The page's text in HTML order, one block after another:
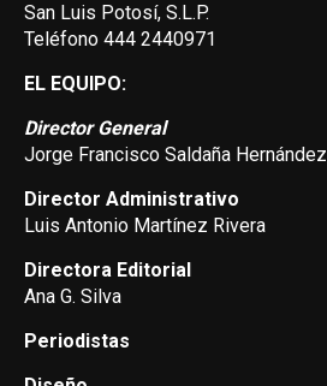
San Luis Potosí, S.L.P.
Teléfono 444 2440971
EL EQUIPO:
Director General
Jorge Francisco Saldaña Hernández
Director Administrativo
Luis Antonio Martínez Rivera
Directora Editorial
Ana G. Silva
Periodistas